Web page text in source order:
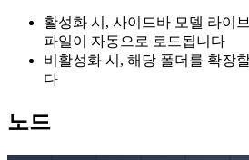
활성화 시, 사이드바 모델 라이
파일이 자동으로 로드됩니다
비활성화 시, 해당 폴더를 확장
다
노드